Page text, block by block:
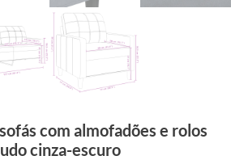
com almofadões e rolos
cinza-escuro